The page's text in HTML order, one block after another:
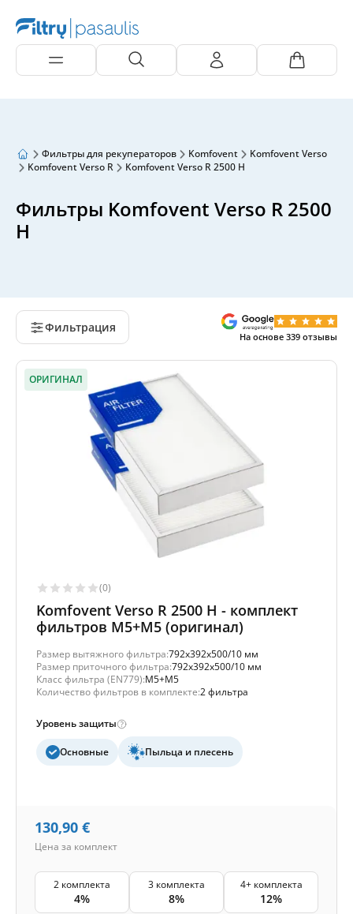
Фильтры для рекуператоров Komfovent
Komfovent Verso
Komfovent Verso R
Komfovent Verso R 2500 H
Фильтры Komfovent Verso R 2500
H
Фильтрация
На основе 339 отзывы
ОРИГИНАЛ
(0)
Komfovent Verso R 2500 H - комплект
фильтров M5+M5 (оригинал)
Размер вытяжного фильтра:792x392x500/10 мм
Размер приточного фильтра:792x392x500/10 мм
Класс фильтра (EN779):M5+M5
Количество фильтров в комплекте:2 фильтра
Уровень защиты
Основные Пыльца и плесень
130,90 €
Цена за комплект
2 комплекта
4%
3 комплекта
8%
4+ комплекта
12%